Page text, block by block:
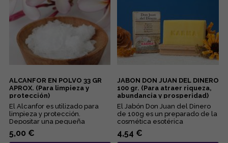
ALCANFOR EN POLVO 33 GR
APROX. (Para limpieza y
protección)
El Alcanfor es utilizado para
limpieza y protección.
Depositar una pequeña
cantidad en un cubo con agua
y freg...
5,00 €
JABON DON JUAN DEL DINERO
100 gr. (Para atraer riqueza,
abundancia y prosperidad)
El Jabón Don Juan del Dinero
de 100g es un preparado de la
cosmética esotérica
consagrado a la entidad
espirit...
4,54 €